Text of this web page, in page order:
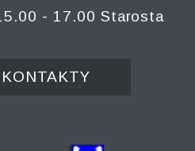
- 17.00 Starosta
KONTAKTY